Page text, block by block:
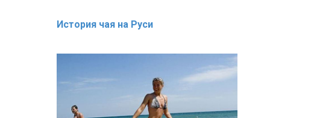
История чая на Руси